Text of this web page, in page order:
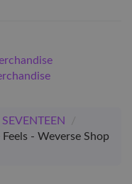
SEVENTEEN
/
- Weverse Shop